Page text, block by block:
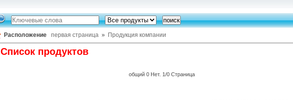
Расположение первая страница » Продукция компании
Список продуктов
общий 0 Нет. 1/0 Страница